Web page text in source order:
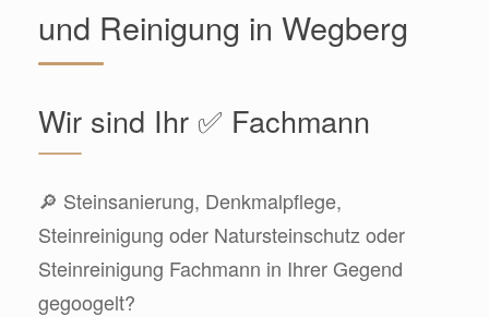
und Reinigung in Wegberg
Wir sind Ihr ✅ Fachmann
🔎 Steinsanierung, Denkmalpflege,
Steinreinigung oder Natursteinschutz oder
Steinreinigung Fachmann in Ihrer Gegend
gegoogelt?